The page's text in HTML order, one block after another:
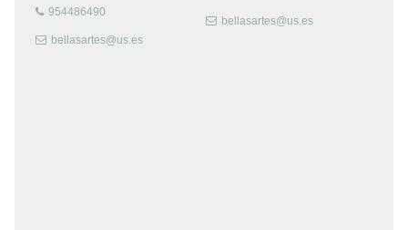
954486490
bellasartes@us.es
bellasartes@us.es